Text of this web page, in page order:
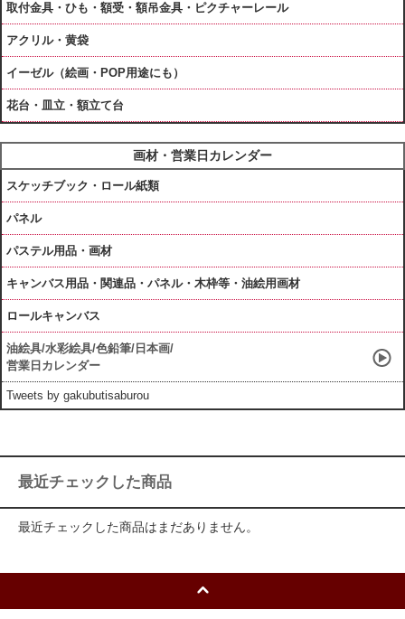
取付金具・ひも・額受・額吊金具・ピクチャーレール
アクリル・黄袋
イーゼル（絵画・POP用途にも）
花台・皿立・額立て台
画材・営業日カレンダー
スケッチブック・ロール紙類
パネル
パステル用品・画材
キャンバス用品・関連品・パネル・木枠等・油絵用画材
ロールキャンバス
油絵具/水彩絵具/色鉛筆/日本画/
営業日カレンダー
Tweets by gakubutisaburou
最近チェックした商品
最近チェックした商品はまだありません。